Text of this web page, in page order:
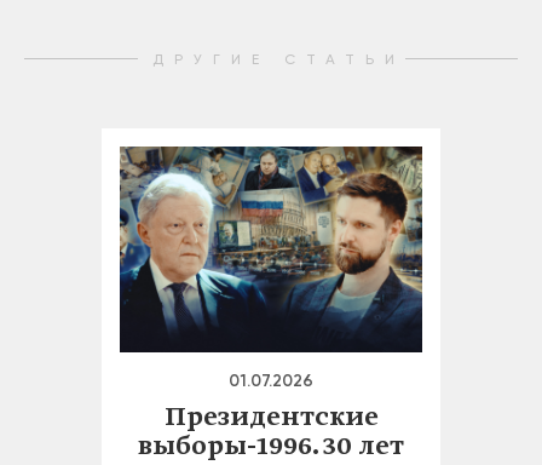
ДРУГИЕ СТАТЬИ
01.07.2026
Президентские
выборы-1996. 30 лет